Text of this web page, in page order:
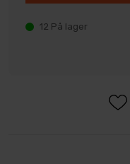
12 På lager